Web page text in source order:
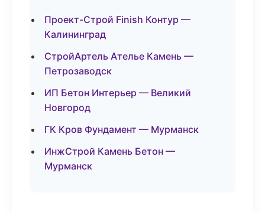
Проект-Строй Finish Контур —
Калининград
СтройАртель Ателье Камень —
Петрозаводск
ИП Бетон Интерьер — Великий
Новгород
ГК Кров Фундамент — Мурманск
ИнжСтрой Камень Бетон —
Мурманск